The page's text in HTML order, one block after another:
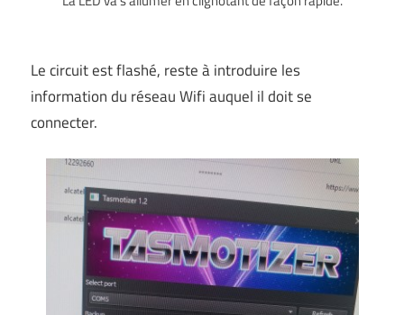
Le circuit est flashé, reste à introduire les
information du réseau Wifi auquel il doit se
connecter.